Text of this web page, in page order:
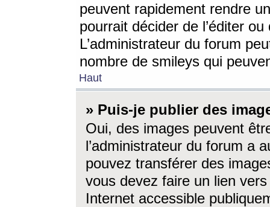
peuvent rapidement rendre
pourrait décider de l’éditer
L’administrateur du forum
nombre de smileys qui
Haut
» Puis-je publier des
Oui, des images peuvent
l’administrateur du forum a
pouvez transférer des
vous devez faire un lien
Internet accessible